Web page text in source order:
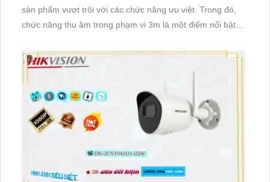
sản phẩm vượt trội với các chức năng ưu việt. Trong đó,
chức năng thu âm trong phạm vi 3m là một điểm nổi bật.
trong bán kính 3m, giúp ghi lại âm thanh chi tiết và rõ ràng
trong các tình huống cần thiết.
Combo này cung cấp dịch vụ tốt và chiết khấu cao cho
khách hàng